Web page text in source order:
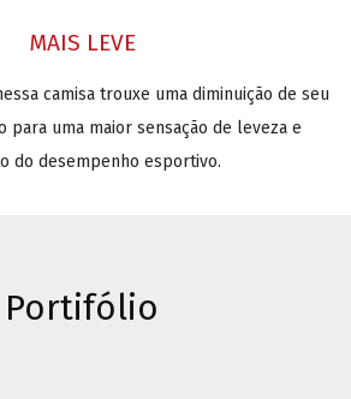
MAIS LEVE
camisa trouxe uma diminuição de seu
para uma maior sensação de leveza e
do desempenho esportivo.
Portifólio